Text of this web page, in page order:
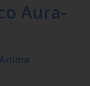
Aura-